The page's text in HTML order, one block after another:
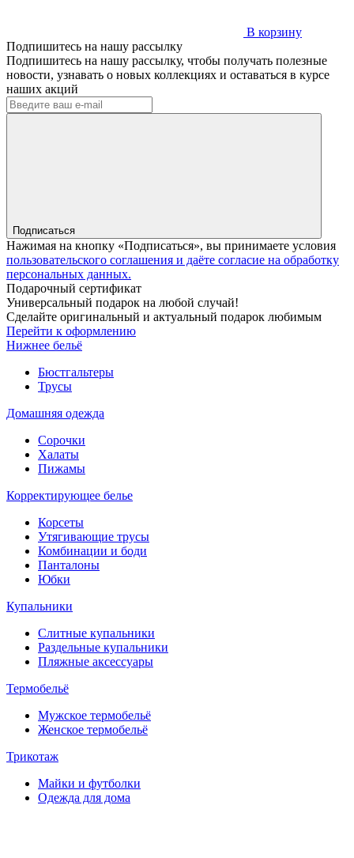
В корзину
Подпишитесь на нашу рассылку
Подпишитесь на нашу рассылку, чтобы получать полезные
новости, узнавать о новых коллекциях и оставаться в курсе
наших акций
Подписаться
Нажимая на кнопку «Подписаться», вы принимаете условия
пользовательского соглашения и даёте согласие на обработку
персональных данных.
Подарочный сертификат
Универсальный подарок на любой случай!
Сделайте оригинальный и актуальный подарок любимым
Перейти к оформлению
Нижнее бельё
Бюстгальтеры
Трусы
Домашняя одежда
Сорочки
Халаты
Пижамы
Корректирующее белье
Корсеты
Утягивающие трусы
Комбинации и боди
Панталоны
Юбки
Купальники
Слитные купальники
Раздельные купальники
Пляжные аксессуары
Термобельё
Мужское термобельё
Женское термобельё
Трикотаж
Майки и футболки
Одежда для дома